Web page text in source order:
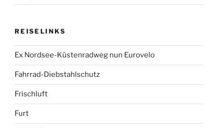
REISELINKS
Ex Nordsee-Küstenradweg nun Eurovelo
Fahrrad-Diebstahlschutz
Frischluft
Furt